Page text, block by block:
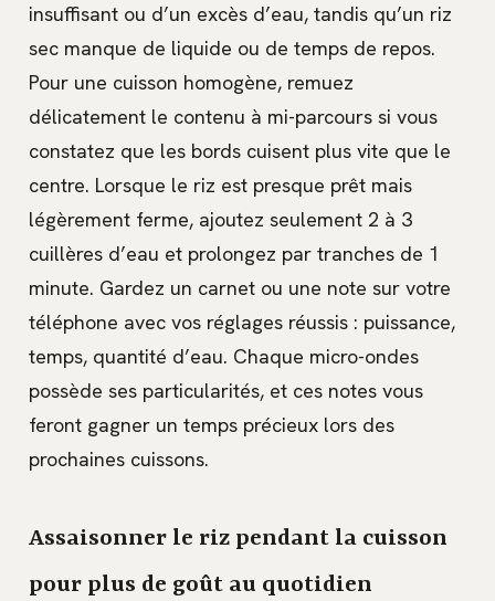
insuffisant ou d’un excès d’eau, tandis qu’un riz
sec manque de liquide ou de temps de repos.
Pour une cuisson homogène, remuez
délicatement le contenu à mi-parcours si vous
constatez que les bords cuisent plus vite que le
centre. Lorsque le riz est presque prêt mais
légèrement ferme, ajoutez seulement 2 à 3
cuillères d’eau et prolongez par tranches de 1
minute. Gardez un carnet ou une note sur votre
téléphone avec vos réglages réussis : puissance,
temps, quantité d’eau. Chaque micro-ondes
possède ses particularités, et ces notes vous
feront gagner un temps précieux lors des
prochaines cuissons.
Assaisonner le riz pendant la cuisson
pour plus de goût au quotidien